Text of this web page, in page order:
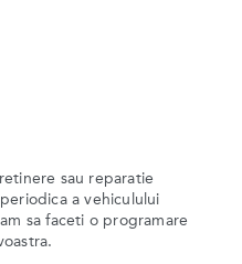
sau reparatie
a vehiculului
sa faceti o programare